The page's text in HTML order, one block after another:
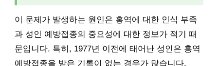
이 문제가 발생하는 원인은 홍역에 대한 인식 부족
과 성인 예방접종의 중요성에 대한 정보가 적기 때
문입니다. 특히, 1977년 이전에 태어난 성인은 홍역
예방접종을 받은 기록이 없는 경우가 많습니다.